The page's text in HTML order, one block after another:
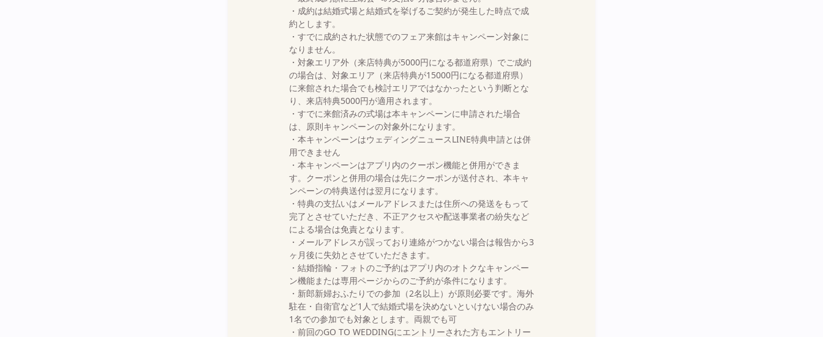
・成約は結婚式場と結婚式を挙げるご契約が発生した時点で成
約とします。
・すでに成約された状態でのフェア来館はキャンペーン対象に
なりません。
・対象エリア外（来店特典が5000円になる都道府県）でご成約
の場合は、対象エリア（来店特典が15000円になる都道府県）
に来館された場合でも検討エリアではなかったという判断とな
り、来店特典5000円が適用されます。
・すでに来館済みの式場は本キャンペーンに申請された場合
は、原則キャンペーンの対象外になります。
・本キャンペーンはウェディングニュースLINE特典申請とは併
用できません
・本キャンペーンはアプリ内のクーポン機能と併用ができま
す。クーポンと併用の場合は先にクーポンが送付され、本キャ
ンペーンの特典送付は翌月になります。
・特典の支払いはメールアドレスまたは住所への発送をもって
完了とさせていただき、不正アクセスや配送事業者の紛失など
による場合は免責となります。
・メールアドレスが誤っており連絡がつかない場合は報告から3
ヶ月後に失効とさせていただきます。
・結婚指輪・フォトのご予約はアプリ内のオトクなキャンペー
ン機能または専用ページからのご予約が条件になります。
・新郎新婦おふたりでの参加（2名以上）が原則必要です。海外
駐在・自衛官など1人で結婚式場を決めないといけない場合のみ
1名での参加でも対象とします。両親でも可
・前回のGO TO WEDDINGにエントリーされた方もエントリー